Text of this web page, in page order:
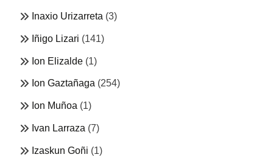
Inaxio Urizarreta (3)
Iñigo Lizari (141)
Ion Elizalde (1)
Ion Gaztañaga (254)
Ion Muñoa (1)
Ivan Larraza (7)
Izaskun Goñi (1)